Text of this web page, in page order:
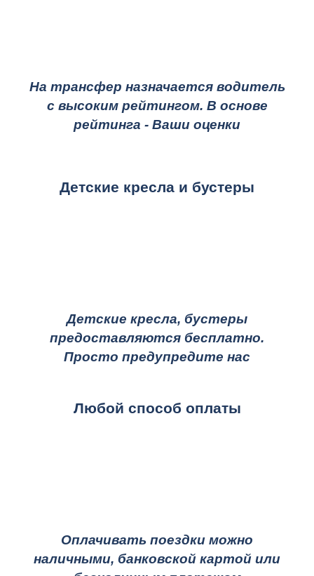
На трансфер назначается водитель
с высоким рейтингом. В основе
рейтинга - Ваши оценки
Детские кресла и бустеры
Детские кресла, бустеры
предоставляются бесплатно.
Просто предупредите нас
Любой способ оплаты
Оплачивать поездки можно
наличными, банковской картой или